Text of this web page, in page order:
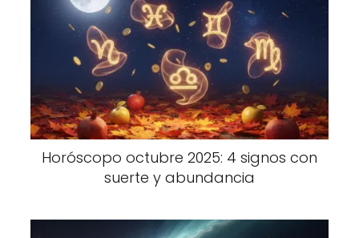
Horóscopo octubre 2025: 4 signos con
suerte y abundancia